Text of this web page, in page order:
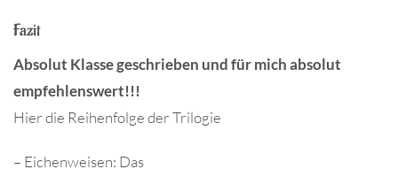
Fazit
Absolut Klasse geschrieben und für mich absolut
empfehlenswert!!!
Hier die Reihenfolge der Trilogie
– Eichenweisen: Das